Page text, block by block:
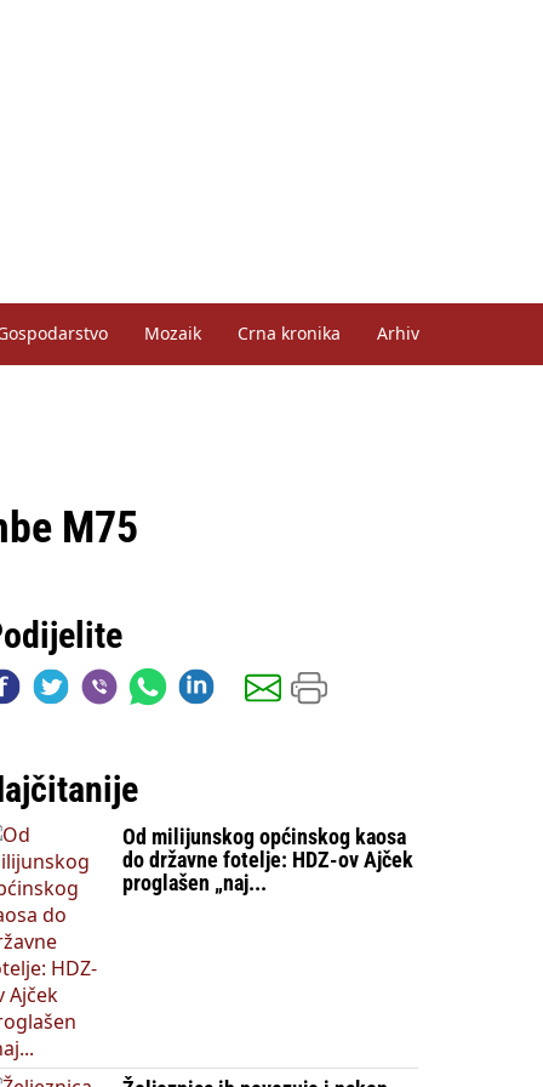
Mozaik Crna kronika Arhiv
M75
Od milijunskog općinskog kaosa
do državne fotelje: HDZ-ov Ajček
proglašen „naj...